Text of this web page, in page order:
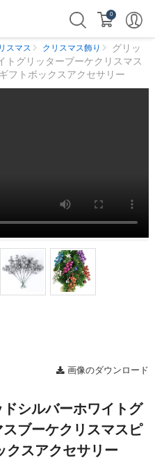
0
スマス クリスマス飾り
グリッ
トグリッターブーケクリスマス
フトボックスアクセサリー
画像のダウンロード
シルバーホワイトグ
ブーケクリスマスピ
クスアクセサリー